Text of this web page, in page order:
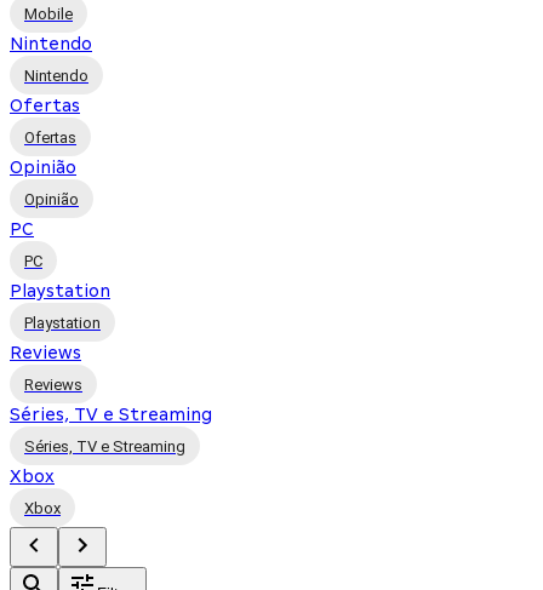
Mobile
Nintendo
Nintendo
Ofertas
Ofertas
Opinião
Opinião
PC
PC
Playstation
Playstation
Reviews
Reviews
Séries, TV e Streaming
Séries, TV e Streaming
Xbox
Xbox